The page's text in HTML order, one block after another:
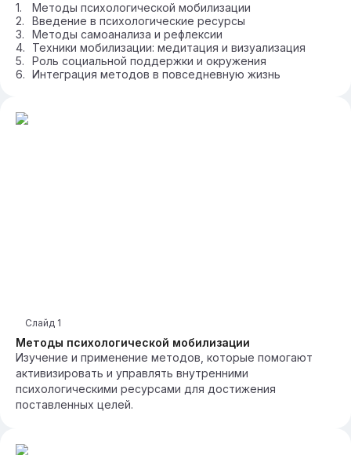
Методы психологической мобилизации
Введение в психологические ресурсы
Методы самоанализа и рефлексии
Техники мобилизации: медитация и визуализация
Роль социальной поддержки и окружения
Интеграция методов в повседневную жизнь
Методы психологической мобилизации
Слайд 1
Изучение и применение методов, которые помогают
активизировать и управлять внутренними
психологическими ресурсами для достижения
поставленных целей.